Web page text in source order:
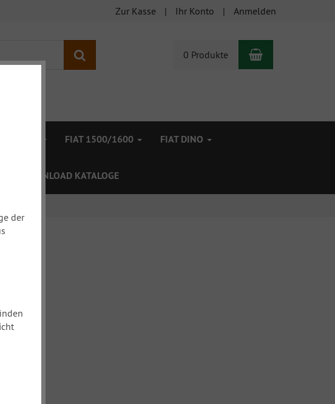
Zur Kasse Ihr Konto Anmelden
0 Produkte Warenkorb
FIAT 1500/1600 FIAT DINO
DOWNLOAD KATALOGE
der